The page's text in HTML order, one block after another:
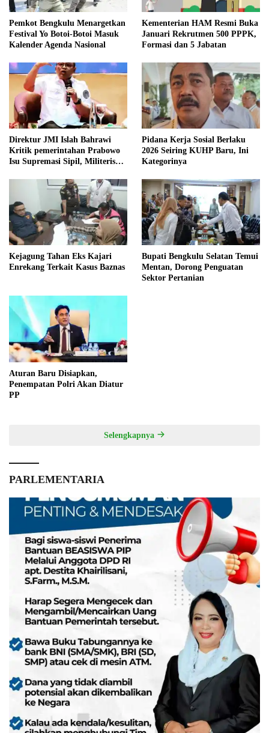
Pemkot Bengkulu Menargetkan
Festival Yo Botoi-Botoi Masuk
Kalender Agenda Nasional
Kementerian HAM Resmi Buka
Januari Rekrutmen 500 PPPK,
Formasi dan 5 Jabatan
Direktur JMI Islah Bahrawi
Kritik pemerintahan Prabowo
Isu Supremasi Sipil, Militerisasi,
Pidana Kerja Sosial Berlaku
2026 Seiring KUHP Baru, Ini
Kategorinya
Kejagung Tahan Eks Kajari
Enrekang Terkait Kasus Baznas
Bupati Bengkulu Selatan Temui
Mentan, Dorong Penguatan
Sektor Pertanian
Aturan Baru Disiapkan,
Penempatan Polri Akan Diatur
PP
Selengkapnya
PARLEMENTARIA